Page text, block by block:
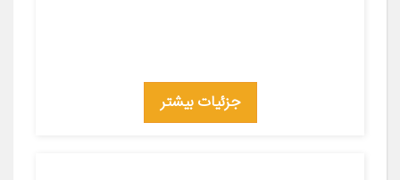
جزئیات بیشتر